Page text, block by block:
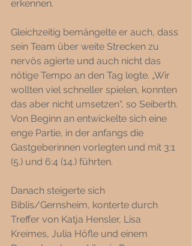
erkennen.
Gleichzeitig bemängelte er auch, dass
sein Team über weite Strecken zu
nervös agierte und auch nicht das
nötige Tempo an den Tag legte. „Wir
wollten viel schneller spielen, konnten
das aber nicht umsetzen“, so Seiberth.
Von Beginn an entwickelte sich eine
enge Partie, in der anfangs die
Gastgeberinnen vorlegten und mit 3:1
(5.) und 6:4 (14.) führten.
Danach steigerte sich
Biblis/Gernsheim, konterte durch
Treffer von Katja Hensler, Lisa
Kreimes, Julia Höfle und einem